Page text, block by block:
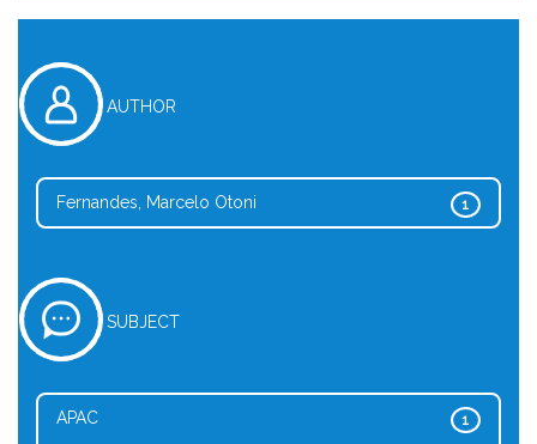
AUTHOR
1
Fernandes, Marcelo Otoni
SUBJECT
1
APAC